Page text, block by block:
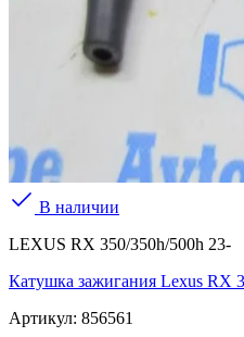
В наличии
LEXUS RX 350/350h/500h 23-
Катушка зажигания Lexus RX
Артикул: 856561